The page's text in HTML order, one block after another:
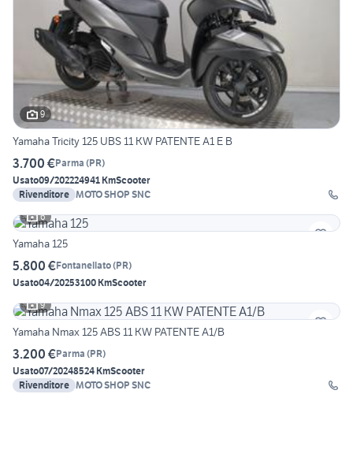
9
Yamaha Tricity 125 UBS 11 KW PATENTE A1 E B
3.700 €Parma (PR)
Usato09/202224941 KmScooter
Rivenditore MOTO SHOP SNC
6
Yamaha 125
5.800 €Fontanellato(PR)
Usato04/20253100 KmScooter
9
Yamaha Nmax 125 ABS 11 KW PATENTE A1/B
3.200 €Parma (PR)
Usato07/20248524 KmScooter
Rivenditore MOTO SHOP SNC